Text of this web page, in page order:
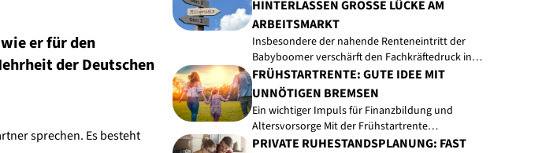
er für den
der Deutschen
sprechen. Es besteht
HINTERLASSEN GROSSE LÜCKE AM A
RBEITSMARKT
Insbesondere der nahende Renteneintritt der
Babyboomer verschärft den Fachkräftedruck in…
FRÜHSTARTRENTE: GUTE IDEE MIT
UNNÖTIGEN BREMSEN
Ein wichtiger Impuls für Finanzbildung und
Altersvorsorge Mit der Frühstartrente…
PRIVATE RUHESTANDSPLANUNG: FAST